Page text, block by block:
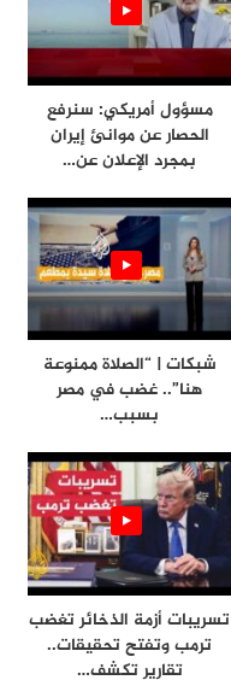
مسؤول أمريكي: سنرفع
الحصار عن موانئ إيران
بمجرد الإعلان عن…
شبكات | “الصلاة ممنوعة
هنا”.. غضب في مصر
بسبب…
تسريبات أزمة الذخائر تغضب
ترمب وتفتح تحقيقات..
تقارير تكشف…